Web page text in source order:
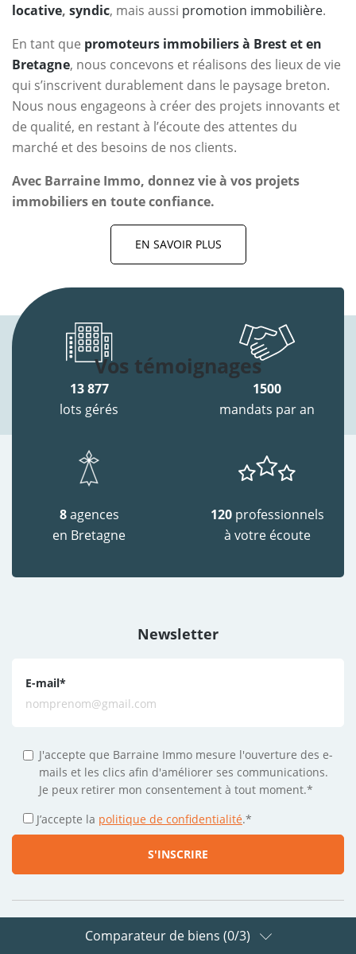
locative, syndic, mais aussi promotion immobilière.
En tant que promoteurs immobiliers à Brest et en
Bretagne, nous concevons et réalisons des lieux de vie
qui s’inscrivent durablement dans le paysage breton.
Nous nous engageons à créer des projets innovants et
de qualité, en restant à l’écoute des attentes du
marché et des besoins de nos clients.
Avec Barraine Immo, donnez vie à vos projets
immobiliers en toute confiance.
EN SAVOIR PLUS
Vos témoignages
13 877
lots gérés
1500
mandats par an
8agences
en Bretagne
120 professionnels
à votre écoute
Newsletter
E-mail*
J'accepte que Barraine Immo mesure l'ouverture des e-
mails et les clics afin d'améliorer ses communications.
Je peux retirer mon consentement à tout moment.*
J’accepte la politique de confidentialité.*
Suivez-nous sur les réseaux
Comparateur de biens (0/3)